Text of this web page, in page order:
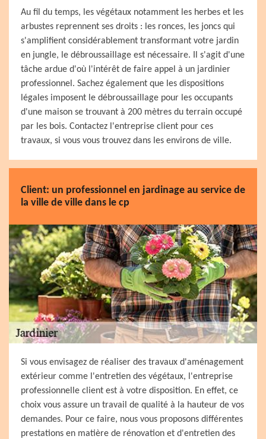
Au fil du temps, les végétaux notamment les herbes et les
arbustes reprennent ses droits : les ronces, les joncs qui
s'amplifient considérablement transformant votre jardin
en jungle, le débroussaillage est nécessaire. Il s'agit d'une
tâche ardue d'où l'intérêt de faire appel à un jardinier
professionnel. Sachez également que les dispositions
légales imposent le débroussaillage pour les occupants
d'une maison se trouvant à 200 mètres du terrain occupé
par les bois. Contactez l'entreprise client pour ces
travaux, si vous vous trouvez dans les environs de ville.
Client: un professionnel en jardinage au service de
la ville de ville dans le cp
Si vous envisagez de réaliser des travaux d'aménagement
extérieur comme l'entretien des végétaux, l'entreprise
professionnelle client est à votre disposition. En effet, ce
choix vous assure un travail de qualité à la hauteur de vos
demandes. Pour ce faire, nous vous proposons différentes
prestations en matière de rénovation et d'entretien des